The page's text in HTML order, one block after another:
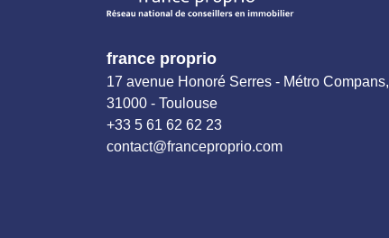
france proprio
17 avenue Honoré Serres - Métro Compans,
31000 - Toulouse
+33 5 61 62 62 23
contact@franceproprio.com